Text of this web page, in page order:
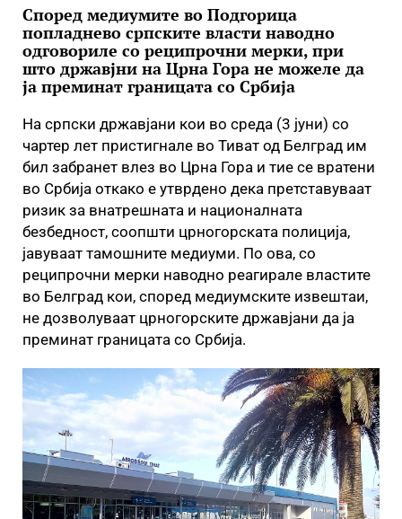
Според медиумите во Подгорица
попладнево српските власти наводно
одговориле со реципрочни мерки, при
што државјни на Црна Гора не можеле да
ја преминат границата со Србија
На српски државјани кои во среда (3 јуни) со
чартер лет пристигнале во Тиват од Белград им
бил забранет влез во Црна Гора и тие се вратени
во Србија откако е утврдено дека претставуваат
ризик за внатрешната и националната
безбедност, соопшти црногорската полиција,
јавуваат тамошните медиуми. По ова, со
реципрочни мерки наводно реагирале властите
во Белград кои, според медиумските извештаи,
не дозволуваат црногорските државјани да ја
преминат границата со Србија.